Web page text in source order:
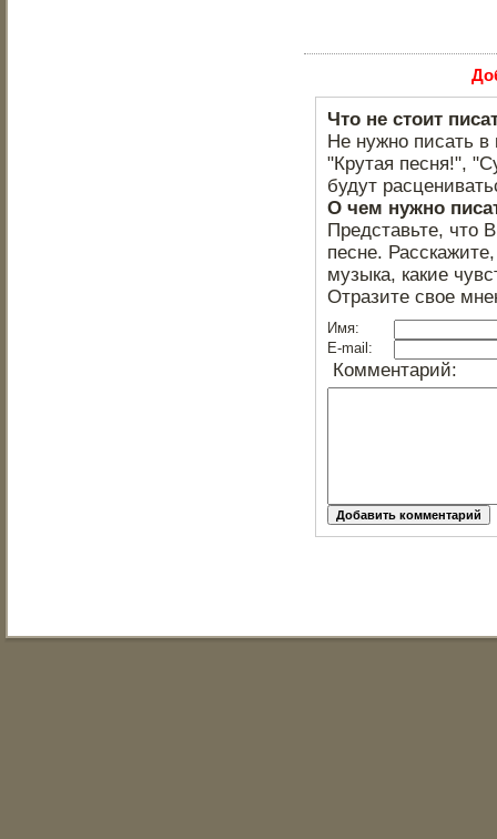
Что не стоит
Не нужно писать в
"Крутая песня!",
будут
О чем нужно
Представьте, что
песне.
музыка, какие
Отразите свое
Имя:
E-mail:
Комментарий: